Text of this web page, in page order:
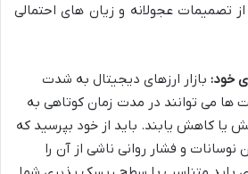
تصمیمات عجولانه و زیان های احتمالی
خود: بازار ارزهای دیجیتال به شدت
ها می توانند در مدت زمان کوتاهی به
یا کاهش یابند. باید از خود بپرسید که
نوسانات و فشار روانی ناشی از آن را